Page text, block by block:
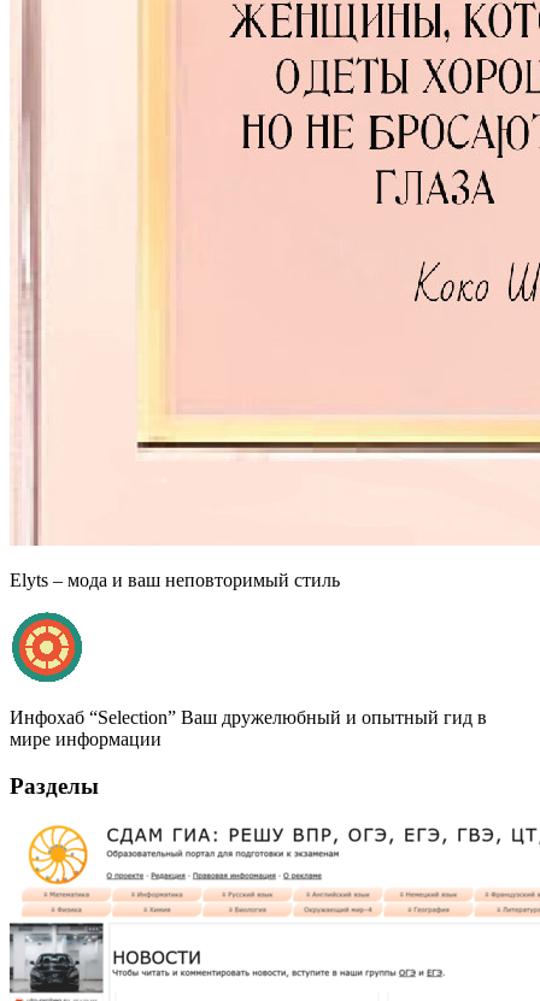
Elyts – мода и ваш неповторимый стиль
Инфохаб “Selection” Ваш дружелюбный и опытный гид в
мире информации
Разделы